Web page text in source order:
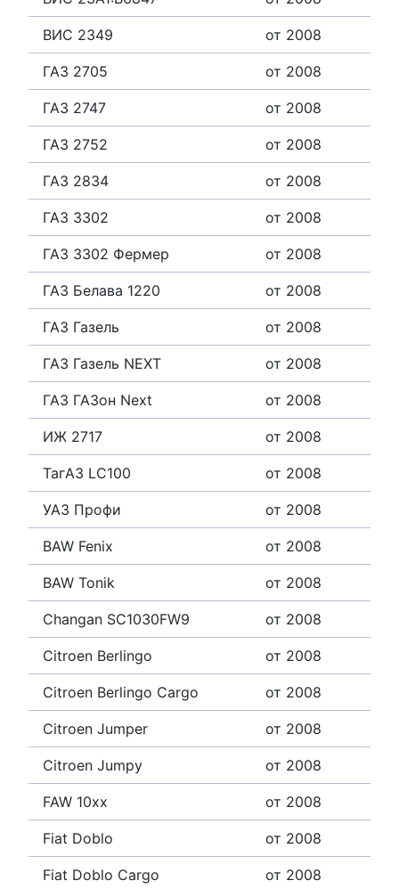
ВИС 2349 от 2008
ГАЗ 2705 от 2008
ГАЗ 2747 от 2008
ГАЗ 2752 от 2008
ГАЗ 2834 от 2008
ГАЗ 3302 от 2008
ГАЗ 3302 Фермер от 2008
ГАЗ Белава 1220 от 2008
ГАЗ Газель от 2008
ГАЗ Газель NEXT от 2008
ГАЗ ГАЗон Next от 2008
ИЖ 2717 от 2008
ТагАЗ LC100 от 2008
УАЗ Профи от 2008
BAW Fenix от 2008
BAW Tonik от 2008
Changan SC1030FW9 от 2008
Citroen Berlingo от 2008
Citroen Berlingo Cargo от 2008
Citroen Jumper от 2008
Citroen Jumpy от 2008
FAW 10xx от 2008
Fiat Doblo от 2008
Fiat Doblo Cargo от 2008